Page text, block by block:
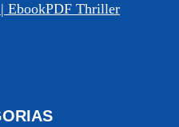
EbookPDF Thriller